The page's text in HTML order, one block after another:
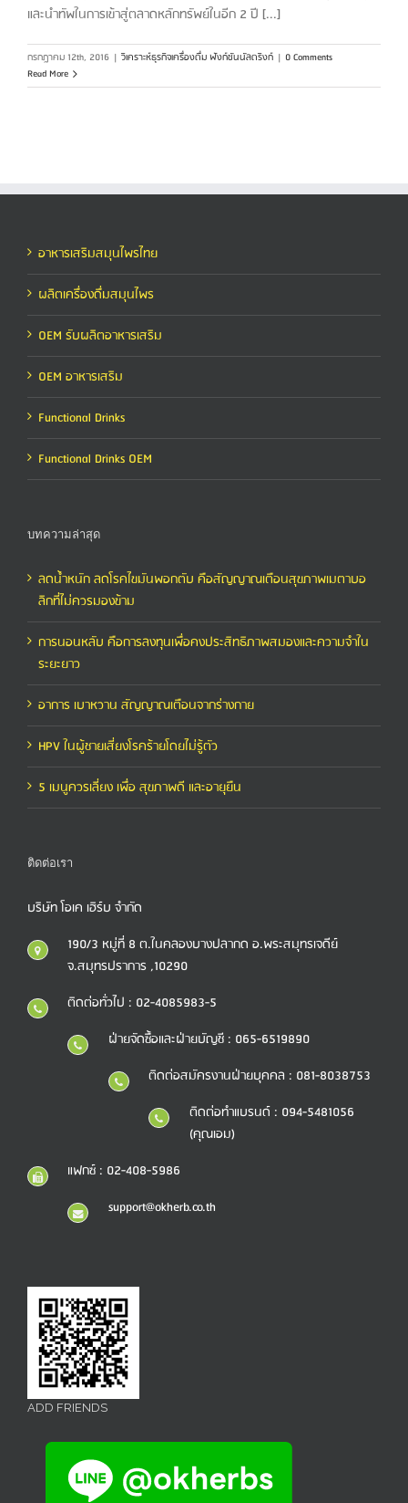
และนำทัพในการเข้าสู่ตลาดหลักทรัพย์ในอีก 2 ปี [...]
กรกฎาคม 12th, 2016 | วิเคราะห์ธุรกิจเครื่องดื่ม ฟังก์ชันนัลดริงก์ | 0 Comments
Read More
อาหารเสริมสมุนไพรไทย
ผลิตเครื่องดื่มสมุนไพร
OEM รับผลิตอาหารเสริม
OEM อาหารเสริม
Functional Drinks
Functional Drinks OEM
บทความล่าสุด
ลดน้ำหนัก ลดโรคไขมันพอกตับ คือสัญญาณเตือนสุขภาพเมตาบอ
ลิกที่ไม่ควรมองข้าม
การนอนหลับ คือการลงทุนเพื่อคงประสิทธิภาพสมองและความจำใน
ระยะยาว
อาการ เบาหวาน สัญญาณเตือนจากร่างกาย
HPV ในผู้ชายเสี่ยงโรคร้ายโดยไม่รู้ตัว
5 เมนูควรเลี่ยง เพื่อ สุขภาพดี และอายุยืน
ติดต่อเรา
บริษัท โอเค เฮิร์บ จำกัด
190/3 หมู่ที่ 8 ต.ในคลองบางปลากด อ.พระสมุทรเจดีย์
จ.สมุทรปราการ ,10290
ติดต่อทั่วไป : 02-4085983-5
ฝ่ายจัดซื้อและฝ่ายบัญชี : 065-6519890
ติดต่อสมัครงานฝ่ายบุคคล : 081-8038753
ติดต่อทำแบรนด์ : 094-5481056
(คุณเอม)
แฟกซ์ : 02-408-5986
support@okherb.co.th
ADD FRIENDS